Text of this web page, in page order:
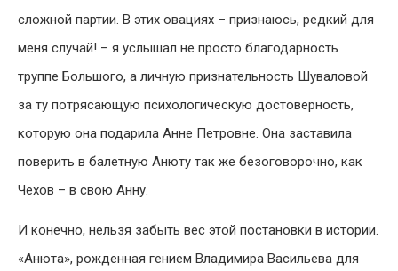
сложной партии. В этих овациях – признаюсь, редкий для
меня случай! – я услышал не просто благодарность
труппе Большого, а личную признательность Шуваловой
за ту потрясающую психологическую достоверность,
которую она подарила Анне Петровне. Она заставила
поверить в балетную Анюту так же безоговорочно, как
Чехов – в свою Анну.
И конечно, нельзя забыть вес этой постановки в истории.
«Анюта», рожденная гением Владимира Васильева для